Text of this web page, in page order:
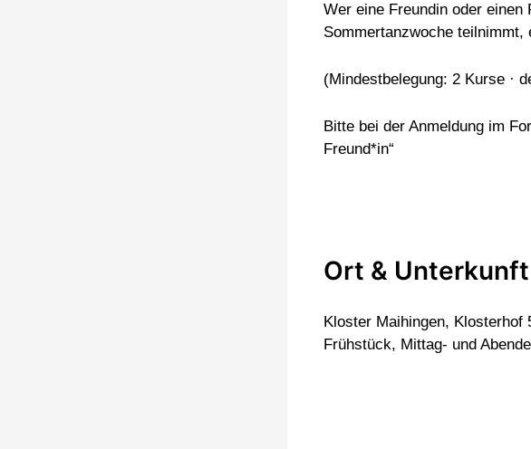
Wer eine Freundin oder
Sommertanzwoche teilnimmt,
(Mindestbelegung: 2 Kurse ·
Bitte bei der Anmeldung im
Freund*in“
Ort & Unterkunft
Kloster Maihingen, Klosterhof
Frühstück, Mittag- und